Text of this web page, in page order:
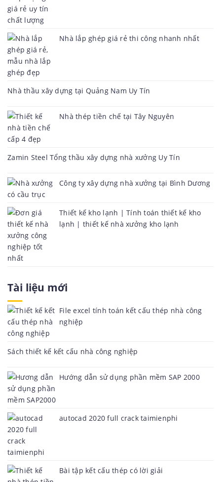
Nhà lắp ghép giá rẻ thi công nhanh nhất
Nhà thầu xây dựng tại Quảng Nam Uy Tín
Nhà thép tiền chế tại Tây Nguyên
Zamin Steel Tổng thầu xây dựng nhà xưởng Uy Tín
Công ty xây dựng nhà xưởng tại Bình Dương
Thiết kế kho lạnh | Tính toán thiết kế kho
lạnh | thiết kế nhà xưởng kho lạnh
Tài liệu mới
File excel tính toán kết cấu thép nhà công
nghiệp
Sách thiết kế kết cấu nhà công nghiệp
Hướng dẫn sử dụng phần mềm SAP 2000
autocad 2020 full crack taimienphi
Bài tập kết cấu thép có lời giải